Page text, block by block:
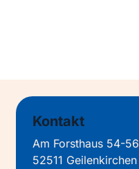
Kontakt
Am Forsthaus 54-56
52511 Geilenkirchen